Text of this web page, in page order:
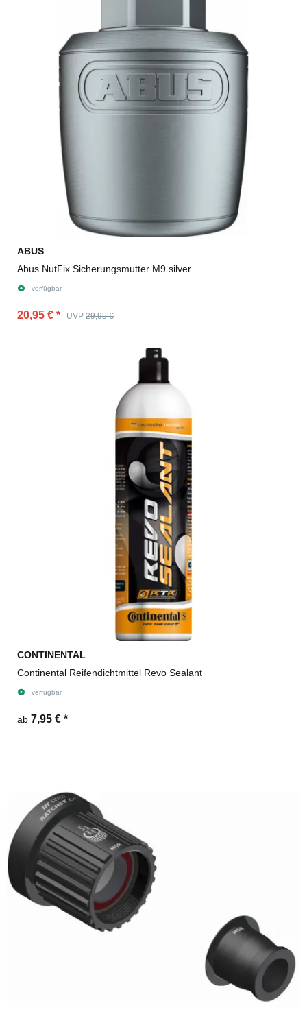
ABUS
Abus NutFix Sicherungsmutter M9 silver
verfügbar
20,95 € * UVP 29,95 €
CONTINENTAL
Continental Reifendichtmittel Revo Sealant
verfügbar
ab 7,95 € *